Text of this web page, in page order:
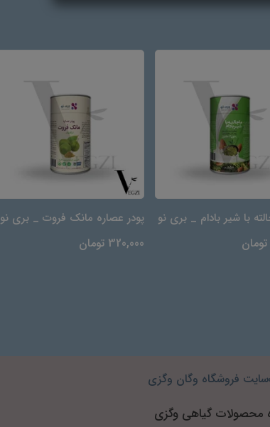
با شیر بادام _ بری نو پودر عصاره مانک فروت _ بری نو
320,000 تومان
فروشگاه وگان وگزی
محصولات گیاهی وگزی